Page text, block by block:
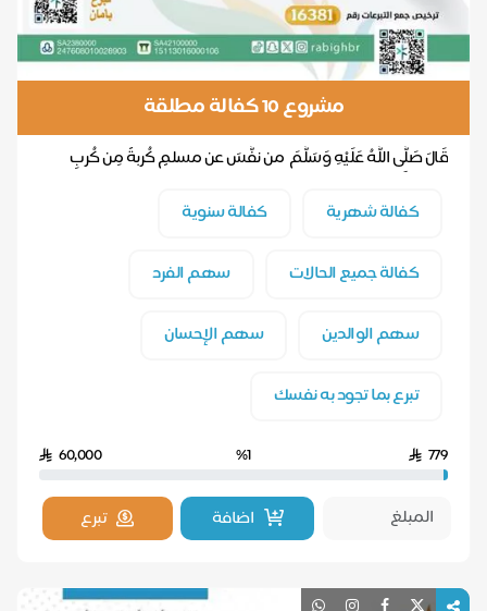
مشروع 10 كفالة مطلقة
‎قَالَ صَلَّى اللَّهُ عَلَيْهِ وَسَلَّمَ ‎من نفَّسَ عن مسلمٍ كُربةً مِن كُربِ
كفالة شهرية
كفالة سنوية
كفالة جميع الحالات سهم الفرد
سهم الوالدين سهم الإحسان
تبرع بما تجود به نفسك
779
%1
60,000
اضافة تبرع